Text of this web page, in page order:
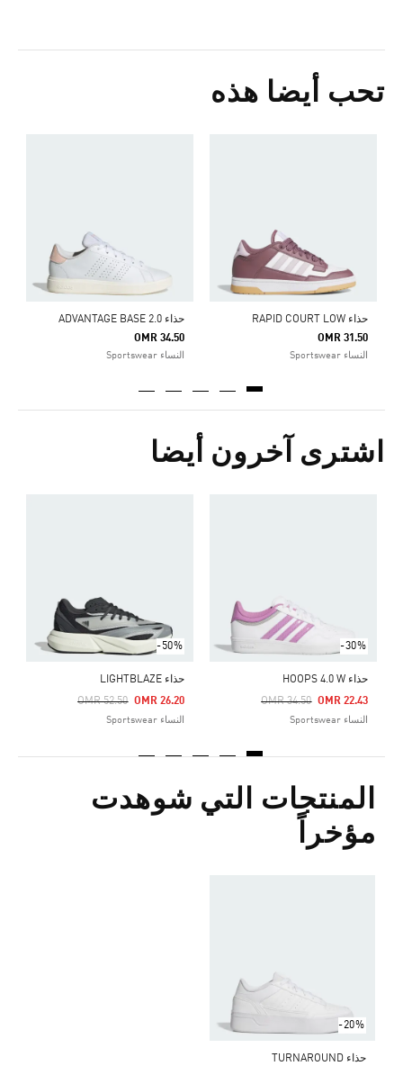
تحب أيضا هذه
حذاء RAPID COURT LOW
OMR 31.50
النساء Sportswear
حذاء ADVANTAGE BASE 2.0
OMR 34.50
النساء Sportswear
اشترى آخرون أيضا
-30%
حذاء HOOPS 4.0 W
Price Reduced From
OMR 34.50
To OMR 22.43
النساء Sportswear
-50%
حذاء LIGHTBLAZE
Price Reduced From
OMR 52.50
To OMR 26.20
النساء Sportswear
المنتجات التي شوهدت
مؤخراً
-20%
حذاء TURNAROUND